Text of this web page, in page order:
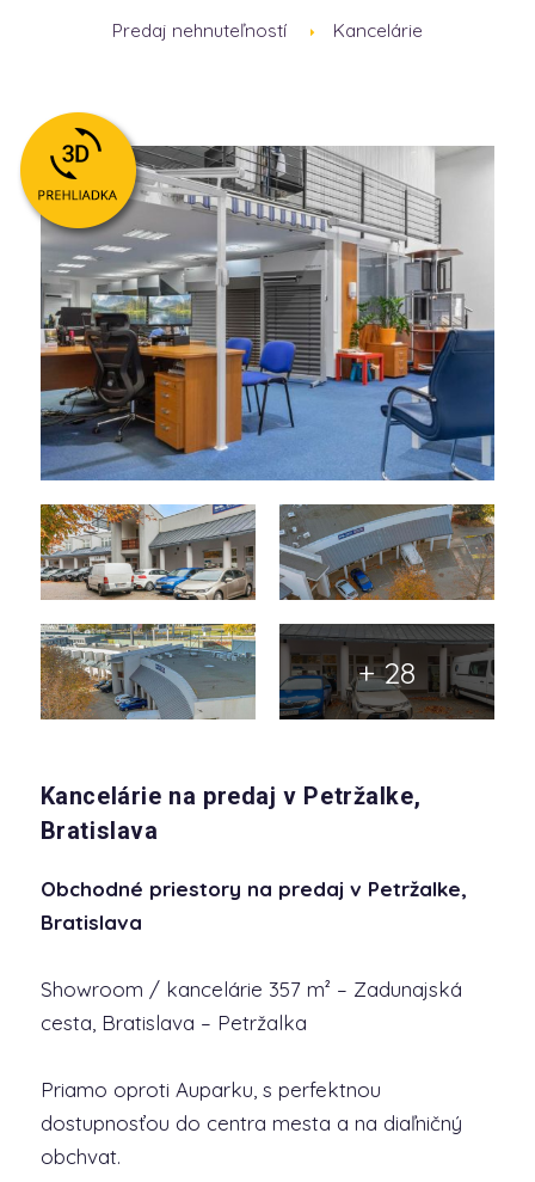
Predaj nehnuteľností Kancelárie
+ 28
Kancelárie na predaj v Petržalke,
Bratislava
Obchodné priestory na predaj v Petržalke,
Bratislava
Showroom / kancelárie 357 m² – Zadunajská
cesta, Bratislava – Petržalka
Priamo oproti Auparku, s perfektnou
dostupnosťou do centra mesta a na diaľničný
obchvat.